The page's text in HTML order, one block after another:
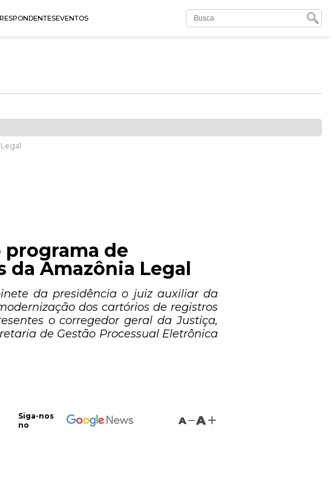
EVENTOS
programa de
da Amazônia Legal
da presidência o juiz auxiliar da
dos cartórios de registros
o corregedor geral da Justiça,
de Gestão Processual Eletrônica
Siga-nos
no
A A